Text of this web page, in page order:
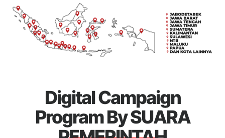
Digital Campaign
Program By SUARA